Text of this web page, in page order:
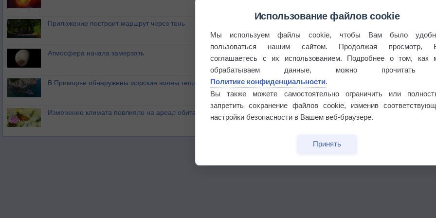
Приложение построит маршрут через тень
Атмосфера начала замерзать
В Приморье обнаружены морские волны тепла
Изменение климата повлияло на ареал обитания бабочек
Использование файлов cookie
Мы используем файлы cookie, чтобы Вам было
пользоваться нашим сайтом. Продолжая просмотр,
соглашаетесь с их использованием. Подробнее о том, как
обрабатываем данные, можно прочитать
Политике конфиденциальности.
Вы также можете самостоятельно ограничить или
запретить сохранение файлов cookie, изменив
настройки безопасности в Вашем веб-браузере.
Принять